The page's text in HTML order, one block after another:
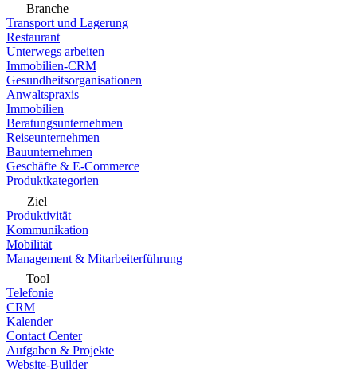
Branche
Transport und Lagerung
Restaurant
Unterwegs arbeiten
Immobilien-CRM
Gesundheitsorganisationen
Anwaltspraxis
Immobilien
Beratungsunternehmen
Reiseunternehmen
Bauunternehmen
Geschäfte & E-Commerce
Produktkategorien
Ziel
Produktivität
Kommunikation
Mobilität
Management & Mitarbeiterführung
Tool
Telefonie
CRM
Kalender
Contact Center
Aufgaben & Projekte
Website-Builder